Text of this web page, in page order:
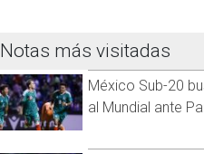
Notas más visitadas
México Sub-20
al Mundial ante